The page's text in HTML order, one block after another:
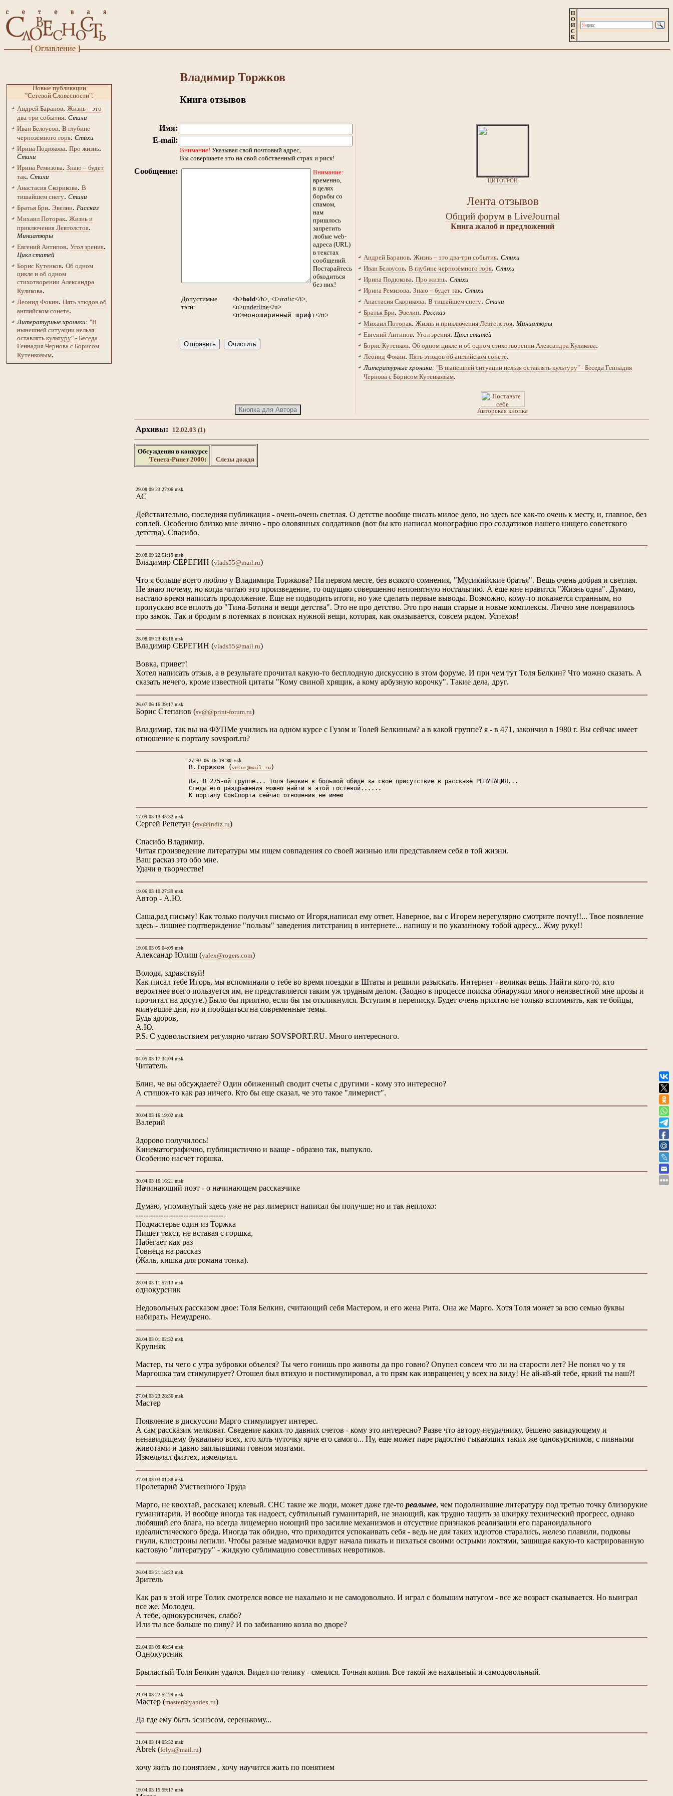
[ Оглавление ]
Новые публикации
"Сетевой Словесности":
Андрей Баранов. Жизнь – это
два-три события. Стихи
Иван Белоусов. В глубине
чернозёмного горя. Стихи
Ирина Подюкова. Про жизнь.
Стихи
Ирина Ремизова. Знаю – будет
так. Стихи
Анастасия Скорикова. В
тишайшем снегу. Стихи
Братья Бри. Эвелин. Рассказ
Михаил Поторак. Жизнь и
приключения Левтолстоя.
Миниатюры
Евгений Антипов. Угол зрения.
Цикл статей
Борис Кутенков. Об одном
цикле и об одном
стихотворении Александра
Куликова.
Леонид Фокин. Пять этюдов об
английском сонете.
Литературные хроники: "В
нынешней ситуации нельзя
оставлять культуру" - Беседа
Геннадия Чернова с Борисом
Кутенковым.
П
О
И
С
К
Владимир Торжков
Книга отзывов
ЦИТОТРОН
Лента отзывов
Общий форум в LiveJournal
Книга жалоб и предложений
Андрей Баранов. Жизнь – это два-три события. Стихи
Иван Белоусов. В глубине чернозёмного горя. Стихи
Ирина Подюкова. Про жизнь. Стихи
Ирина Ремизова. Знаю – будет так. Стихи
Анастасия Скорикова. В тишайшем снегу. Стихи
Братья Бри. Эвелин. Рассказ
Михаил Поторак. Жизнь и приключения Левтолстоя. Миниатюры
Евгений Антипов. Угол зрения. Цикл статей
Борис Кутенков. Об одном цикле и об одном стихотворении Александра Куликова.
Леонид Фокин. Пять этюдов об английском сонете.
Литературные хроники: "В нынешней ситуации нельзя оставлять культуру" - Беседа Геннадия
Чернова с Борисом Кутенковым.
Авторская кнопка
Имя:
E-mail:
Внимание! Указывая свой почтовый адрес,
Вы совершаете это на свой собственный страх и риск!
Сообщение:
Внимание:
временно,
в целях
борьбы со
спамом,
нам
пришлось
запретить
любые web-
адреса (URL)
в текстах
сообщений.
Постарайтесь
обходиться
без них!
Допустимые
тэги:
<b>bold</b>, <i>italic</i>,
<u>underline</u>
<tt>моноширинный шрифт</tt>
Архивы: 12.02.03 (1)
Обсуждения в конкурсе
Тенета-Ринет 2000: Слезы дождя
29.08.09 23:27:06 msk
АС
Действительно, последняя публикация - очень-очень светлая. О детстве вообще писать милое дело, но здесь все как-то очень к месту, и, главное, без
соплей. Особенно близко мне лично - про оловянных солдатиков (вот бы кто написал монографию про солдатиков нашего нищего советского
детства). Спасибо.
29.08.09 22:51:19 msk
Владимир СЕРЕГИН (vlads55@mail.ru)
Что я больше всего люблю у Владимира Торжкова? На первом месте, без всякого сомнения, "Мусикийские братья". Вещь очень добрая и светлая.
Не знаю почему, но когда читаю это произведение, то ощущаю совершенно непонятную ностальгию. А еще мне нравится "Жизнь одна". Думаю,
настало время написать продолжение. Еще не подводить итоги, но уже сделать первые выводы. Возможно, кому-то покажется странным, но
пропускаю все вплоть до "Тина-Ботина и вещи детства". Это не про детство. Это про наши старые и новые комплексы. Лично мне понравилось
про замок. Так и бродим в потемках в поисках нужной вещи, которая, как оказывается, совсем рядом. Успехов!
28.08.09 23:43:18 msk
Владимир СЕРЕГИН (vlads55@mail.ru)
Вовка, привет!
Хотел написать отзыв, а в результате прочитал какую-то бесплодную дискуссию в этом форуме. И при чем тут Толя Белкин? Что можно сказать. А
сказать нечего, кроме известной цитаты "Кому свиной хрящик, а кому арбузную корочку". Такие дела, друг.
26.07.06 16:39:17 msk
Борис Степанов (sv@@print-forum.ru)
Владимир, так вы на ФУПМе учились на одном курсе с Гузом и Толей Белкиным? а в какой группе? я - в 471, закончил в 1980 г. Вы сейчас имеет
отношение к порталу sovsport.ru?
27.07.06 16:19:30 msk
В.Торжков (vntor@mail.ru)
Да. В 275-ой группе... Толя Белкин в большой обиде за своё присутствие в рассказе РЕПУТАЦИЯ...
Следы его раздражения можно найти в этой гостевой......
К порталу СовСпорта сейчас отношения не имею
17.09.03 13:45:32 msk
Сергей Репетун (rsv@indiz.ru)
Спасибо Владимир.
Читая произведение литературы мы ищем совпадения со своей жизнью или представляем себя в той жизни.
Ваш расказ это обо мне.
Удачи в творчестве!
19.06.03 10:27:39 msk
Автор - А.Ю.
Саша,рад письму! Как только получил письмо от Игоря,написал ему ответ. Наверное, вы с Игорем нерегулярно смотрите почту!!... Твое появление
здесь - лишнее подтверждение "пользы" заведения литстраниц в интернете... напишу и по указанному тобой адресу... Жму руку!!
19.06.03 05:04:09 msk
Александр Юлиш (yalex@rogers.com)
Володя, здравствуй!
Как писал тебе Игорь, мы вспоминали о тебе во время поездки в Штаты и решили разыскать. Интернет - великая вещь. Найти кого-то, кто
вероятнее всего пользуется им, не представляется таким уж трудным делом. (Заодно в процессе поиска обнаружил много неизвестной мне прозы и
прочитал на досуге.) Было бы приятно, если бы ты откликнулся. Вступим в переписку. Будет очень приятно не только вспомнить, как те бойцы,
минувшие дни, но и пообщаться на современные темы.
Будь здоров,
А.Ю.
P.S. C удовольствием регулярно читаю SOVSPORT.RU. Много интересного.
04.05.03 17:34:04 msk
Читатель
Блин, че вы обсуждаете? Один обиженный сводит счеты с другими - кому это интересно?
А стишок-то как раз ничего. Кто бы еще сказал, че это такое "лимерист".
30.04.03 16:19:02 msk
Валерий
Здорово получилось!
Кинематографично, публицистично и вааще - образно так, выпукло.
Особенно насчет горшка.
30.04.03 16:16:21 msk
Начинающий поэт - о начинающем рассказчике
Думаю, упомянутый здесь уже не раз лимерист написал бы получше; но и так неплохо:
------------------------------------
Подмастерье один из Торжка
Пишет текст, не вставая с горшка,
Набегает как раз
Говнеца на рассказ
(Жаль, кишка для романа тонка).
28.04.03 11:57:13 msk
однокурсник
Недовольных рассказом двое: Толя Белкин, считающий себя Мастером, и его жена Рита. Она же Марго. Хотя Толя может за всю семью буквы
набирать. Немудрено.
28.04.03 01:02:32 msk
Крупняк
Мастер, ты чего с утра зубровки объелся? Ты чего гонишь про животы да про говно? Опупел совсем что ли на старости лет? Не понял чо у тя
Маргошка там стимулирует? Отошел был втихую и постимулировал, а то прям как извращенец у всех на виду! Не ай-яй-яй тебе, яркий ты наш?!
27.04.03 23:28:36 msk
Мастер
Появление в дискуссии Марго стимулирует интерес.
А сам рассказик мелковат. Сведение каких-то давних счетов - кому это интересно? Разве что автору-неудачнику, бешено завидующему и
ненавидящему буквально всех, кто хоть чуточку ярче его самого... Ну, еще может паре радостно гыкающих таких же однокурсников, с пивными
животами и давно заплывшими говном мозгами.
Измельчал физтех, измельчал.
27.04.03 03:01:38 msk
Пролетарий Умственного Труда
Марго, не квохтай, рассказец клевый. СНС такие же люди, может даже где-то реальнее, чем подолжившие литературу под третью точку близорукие
гуманитарии. И вообще иногда так надоест, субтильный гуманитарий, не знающий, как трудно тащить за шкирку технический прогресс, однако
любящий его блага, но всегда лицемерно ноющий про засилие механизмов и отсуствие признаков реализации его параноидального
идеалистического бреда. Иногда так обидно, что приходится успокаивать себя - ведь не для таких идиотов старались, железо плавили, подковы
гнули, клистроны лепили. Чтобы разные мадамочки вдруг начала пикать и пихаться своими острыми локтями, защищая какую-то кастрированную
кастовую "литературу" - жидкую сублимацию совестливых невротиков.
26.04.03 21:18:23 msk
Зритель
Как раз в этой игре Толик смотрелся вовсе не нахально и не самодовольно. И играл с большим натугом - все же возраст сказывается. Но выиграл
все же. Молодец.
А тебе, однокурсничек, слабо?
Или ты все больше по пиву? И по забиванию козла во дворе?
22.04.03 09:48:54 msk
Однокурсник
Брыластый Толя Белкин удался. Видел по телику - смеялся. Точная копия. Все такой же нахальный и самодовольный.
21.04.03 22:52:29 msk
Мастер (master@yandex.ru)
Да где ему быть эсэнэсом, серенькому...
21.04.03 14:05:52 msk
Abrek (folys@mail.ru)
хочу жить по понятием , хочу научится жить по понятием
19.04.03 15:59:17 msk